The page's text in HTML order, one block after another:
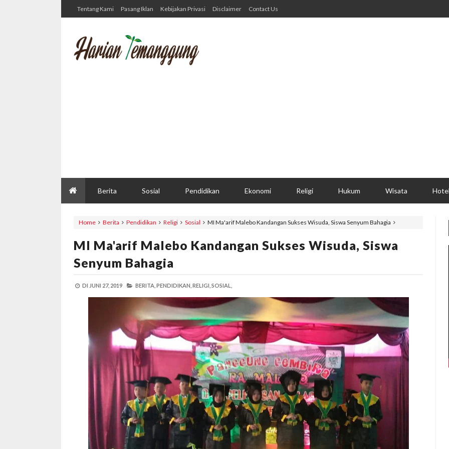
Tentang Kami Pasang Iklan Kebijakan Privasi Disclaimer Contact Us
Berita Sosial Pendidikan Ekonomi Religi Hukum Wisata Hotel
Home Berita Pendidikan Religi Sosial MI Ma'arif Malebo Kandangan Sukses Wisuda, Siswa Senyum Bahagia
MI Ma'arif Malebo Kandangan Sukses Wisuda, Siswa
Senyum Bahagia
DI JUNI 27, 2019 BERITA, PENDIDIKAN, RELIGI, SOSIAL,